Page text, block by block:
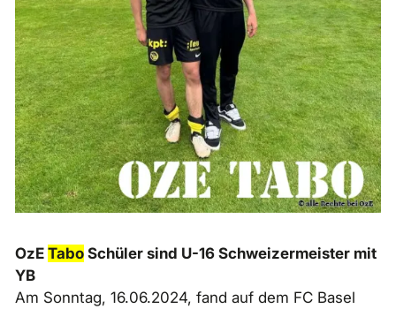
OzE Tabo Schüler sind U-16 Schweizermeister mit
YB
Am Sonntag, 16.06.2024, fand auf dem FC Basel